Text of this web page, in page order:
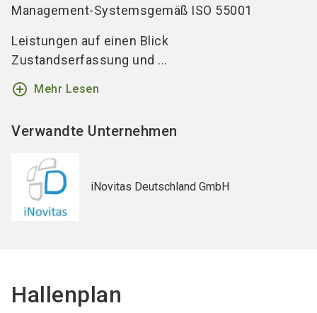
Management-Systemsgemäß ISO 55001
Leistungen auf einen Blick
Zustandserfassung und ...
add_circle_outline Mehr Lesen
Verwandte Unternehmen
iNovitas Deutschland GmbH
Hallenplan